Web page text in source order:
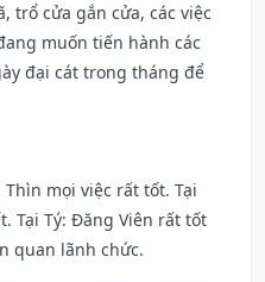
trổ cửa gắn cửa, các việc
muốn tiến hành các
đại cát trong tháng để
Thìn mọi việc rất tốt. Tại
Tại Tý: Đăng Viên rất tốt
quan lãnh chức.